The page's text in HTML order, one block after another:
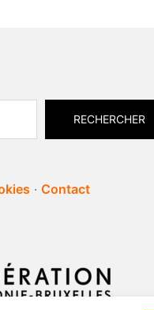
RECHERCHER
· Contact